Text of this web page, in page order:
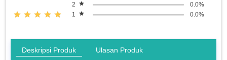
2
0.0%
1
0.0%
Deskripsi Produk Ulasan Produk